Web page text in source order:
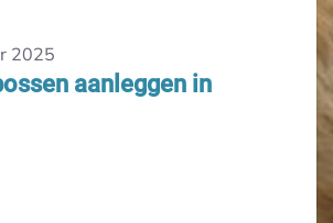
2025
aanleggen in